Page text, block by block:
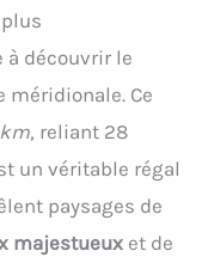
découvrir le
méridionale. Ce
, reliant 28
un véritable régal
paysages de
majestueux et de